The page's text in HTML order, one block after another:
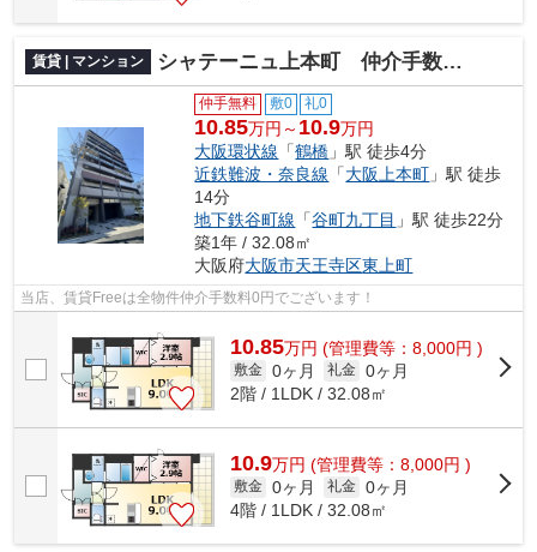
賃貸 | マンション シャテーニュ上本町 仲介手数料無料
仲手無料 敷0 礼0
10.85万円～ 10.9万円
大阪環状線 「鶴橋 」駅 徒歩4分
近鉄難波・奈良線 「大阪上本町 」駅 徒歩
14分
地下鉄谷町線 「谷町九丁目 」駅 徒歩22分
築1年 / 32.08㎡
大阪府大阪市天王寺区東上町
当店、賃貸Freeは全物件仲介手数料0円でございます！
10.85万円 (管理費等：8,000円 )
敷金 0ヶ月 礼金 0ヶ月
2階 / 1LDK / 32.08㎡
10.9万円 (管理費等：8,000円 )
敷金 0ヶ月 礼金 0ヶ月
4階 / 1LDK / 32.08㎡